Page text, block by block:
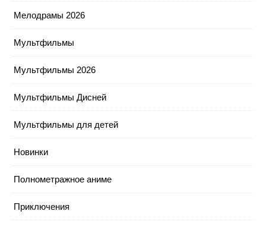
Мелодрамы 2026
Мультфильмы
Мультфильмы 2026
Мультфильмы Дисней
Мультфильмы для детей
Новинки
Полнометражное аниме
Приключения